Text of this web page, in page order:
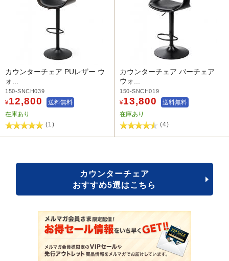
カウンターチェア PUレザー ウ
ォ...
150-SNCH039
¥12,800
送料無料
在庫あり
(1)
カウンターチェア バーチェア
ウォ...
150-SNCH019
¥13,800
送料無料
在庫あり
(4)
カウンターチェア
おすすめ5選はこちら